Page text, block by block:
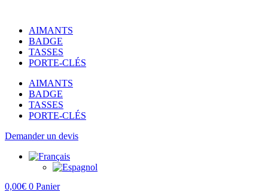
contenuAIMANTS
BADGE
TASSES
PORTE-CLÉS
AIMANTS
BADGE
TASSES
PORTE-CLÉS
Demander un devis
0,00€ 0 Panier